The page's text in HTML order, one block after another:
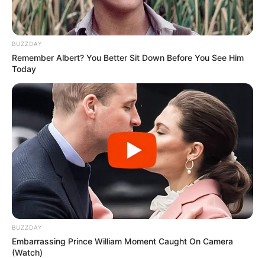
BUZZDAY
Remember Albert? You Better Sit Down Before You See Him
Today
BUZZDAY
Embarrassing Prince William Moment Caught On Camera
(Watch)